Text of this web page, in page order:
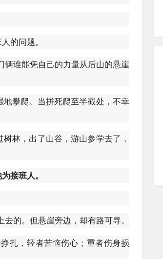
的问题。
俩谁能凭自己的力量从后山的悬崖
攀爬。当拼死爬至半截处，不幸
林，出了山谷，游山参学去了，
接班人。
的。但悬崖旁边，却有路可寻。
扎，轻者苦恼伤心；重者伤身损